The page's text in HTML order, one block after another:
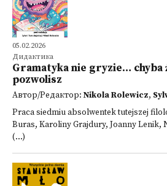
05.02.2026
Дидактика
Gramatyka nie gryzie… chyba
pozwolisz
Автор/Редактор: Nikola Rolewicz,
Praca siedmiu absolwentek tutejszej
Buras, Karoliny Grajdury, Joanny Lenik,
(...)